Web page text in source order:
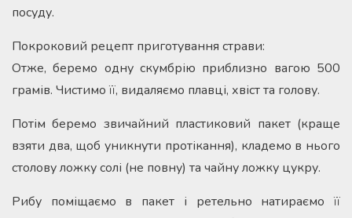
посуду.
Покроковий рецепт приготування страви:
Отже, беремо одну скумбрію приблизно вагою 500
грамів. Чистимо її, видаляємо плавці, хвіст та голову.
Потім беремо звичайний пластиковий пакет (краще
взяти два, щоб уникнути протікання), кладемо в нього
столову ложку солі (не повну) та чайну ложку цукру.
Рибу поміщаємо в пакет і ретельно натираємо її